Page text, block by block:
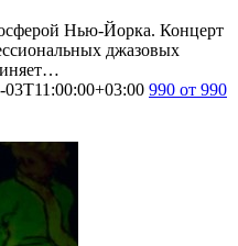
Нью-Йорка. Концерт
джазовых
03T11:00:00+03:00 990 от 990